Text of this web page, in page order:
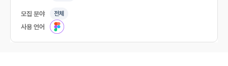
모집 분야 전체
사용 언어